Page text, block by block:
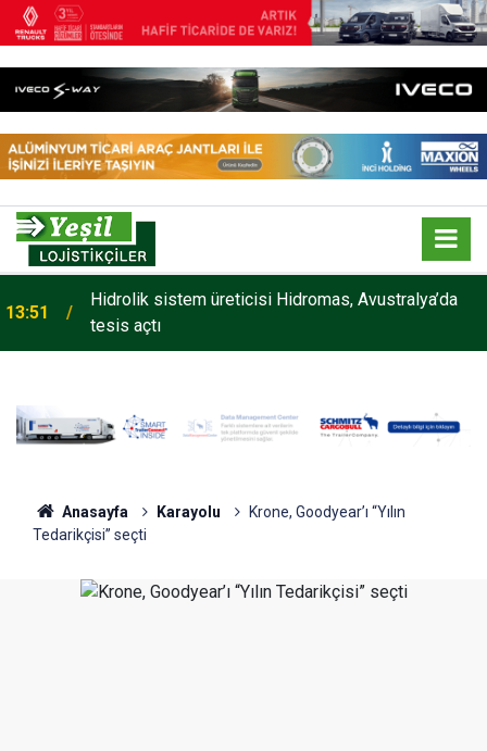
13:51
Hidrolik sistem üreticisi Hidromas, Avustralya’da
tesis açtı
Anasayfa Karayolu
Krone, Goodyear’ı “Yılın
Tedarikçisi” seçti